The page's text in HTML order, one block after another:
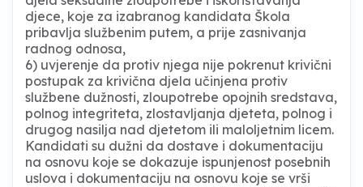
djece, koje za izabranog kandidata Škola
pribavlja službenim putem, a prije zasnivanja
radnog odnosa,
6) uvjerenje da protiv njega nije pokrenut krivični
postupak za krivična djela učinjena protiv
službene dužnosti, zloupotrebe opojnih sredstava,
polnog integriteta, zlostavljanja djeteta, polnog i
drugog nasilja nad djetetom ili maloljetnim licem.
Kandidati su dužni da dostave i dokumentaciju
na osnovu koje se dokazuje ispunjenost posebnih
uslova i dokumentaciju na osnovu koje se vrši